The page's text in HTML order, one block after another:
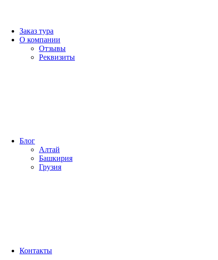
Заказ тура
О компании
Отзывы
Реквизиты
Блог
Алтай
Башкирия
Грузия
Контакты